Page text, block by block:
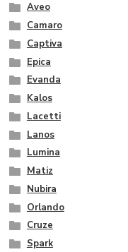
Aveo
Camaro
Captiva
Epica
Evanda
Kalos
Lacetti
Lanos
Lumina
Matiz
Nubira
Orlando
Cruze
Spark